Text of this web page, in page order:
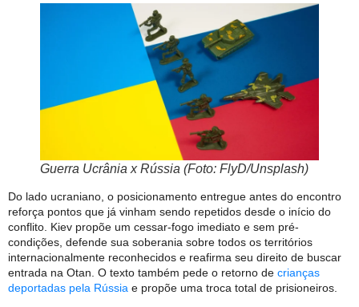
Guerra Ucrânia x Rússia (Foto: FlyD/Unsplash)
Do lado ucraniano, o posicionamento entregue antes do encontro
reforça pontos que já vinham sendo repetidos desde o início do
conflito. Kiev propõe um cessar-fogo imediato e sem pré-
condições, defende sua soberania sobre todos os territórios
internacionalmente reconhecidos e reafirma seu direito de buscar
entrada na Otan. O texto também pede o retorno de crianças
deportadas pela Rússia e propõe uma troca total de prisioneiros.